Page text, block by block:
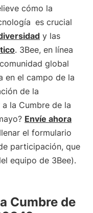
cómo la
es crucial
y las
. 3Bee, en línea
comunidad global
en el campo de la
de la
la Cumbre de la
Envíe ahora
el formulario
participación, que
equipo de 3Bee).
Cumbre de